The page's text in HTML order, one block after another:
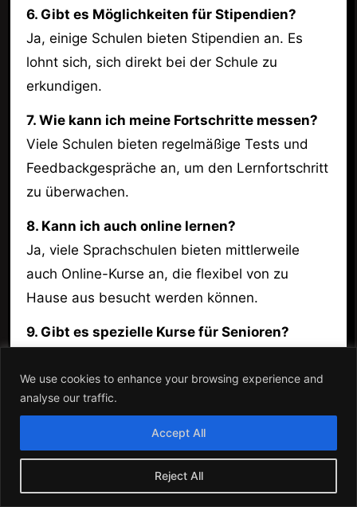
We use cookies to enhance your browsing experience and
analyse our traffic.
Reject All
Accept All
6. Gibt es Möglichkeiten für Stipendien?
Ja, einige Schulen bieten Stipendien an. Es
lohnt sich, sich direkt bei der Schule zu
erkundigen.
7. Wie kann ich meine Fortschritte messen?
Viele Schulen bieten regelmäßige Tests und
Feedbackgespräche an, um den Lernfortschritt
zu überwachen.
8. Kann ich auch online lernen?
Ja, viele Sprachschulen bieten mittlerweile
auch Online-Kurse an, die flexibel von zu
Hause aus besucht werden können.
9. Gibt es spezielle Kurse für Senioren?
Programme für Senioren, die auf deren
Bedürfnisse abgestimmt sind.
10. Wie kann ich mich für einen Kurs
anmelden?
Die Anmeldung erfolgt in der Regel online über